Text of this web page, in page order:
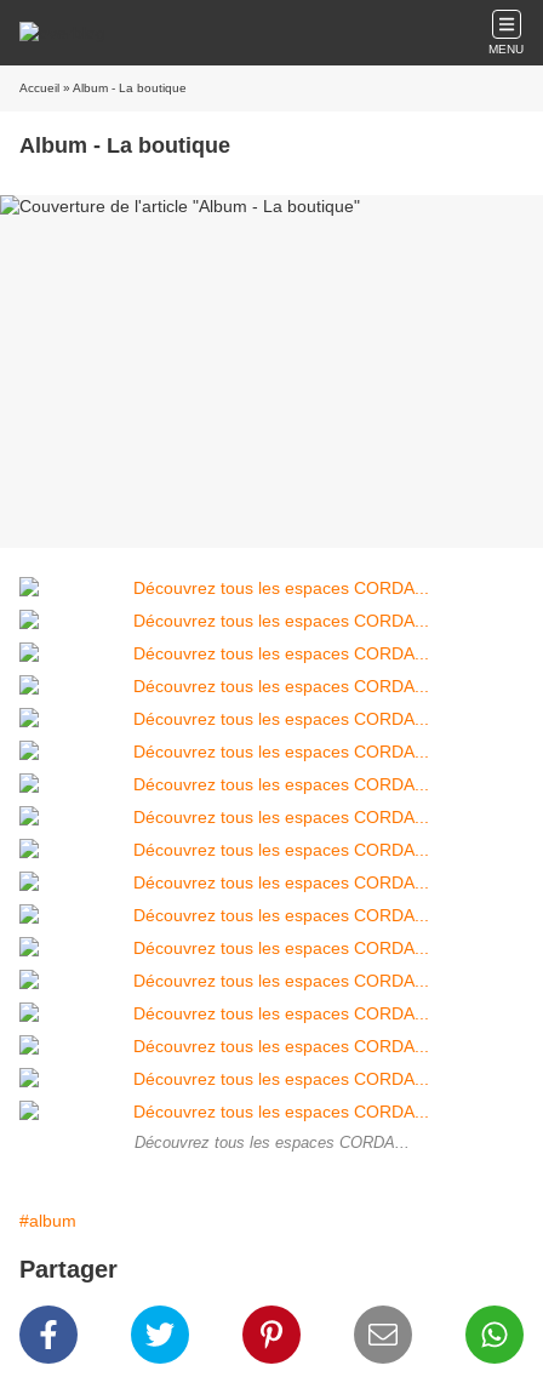
MENU
Accueil » Album - La boutique
Album - La boutique
Découvrez tous les espaces CORDA...
#album
Partager